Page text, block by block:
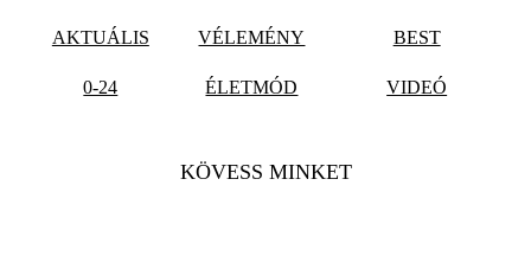
AKTUÁLIS VÉLEMÉNY BEST
0-24 ÉLETMÓD VIDEÓ
KÖVESS MINKET